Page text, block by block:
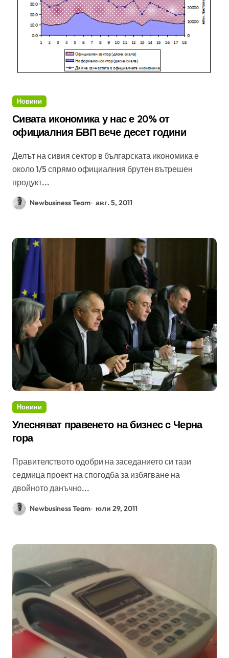
Новини
Сивата икономика у нас е 20% от
официалния БВП вече десет години
Делът на сивия сектор в българската икономика е
около 1/5 спрямо официалния брутен вътрешен
продукт...
Newbusiness Team авг. 5, 2011
Новини
Улесняват правенето на бизнес с Черна
гора
Правителството одобри на заседанието си тази
седмица проект на спогодба за избягване на
двойното данъчно...
Newbusiness Team юли 29, 2011